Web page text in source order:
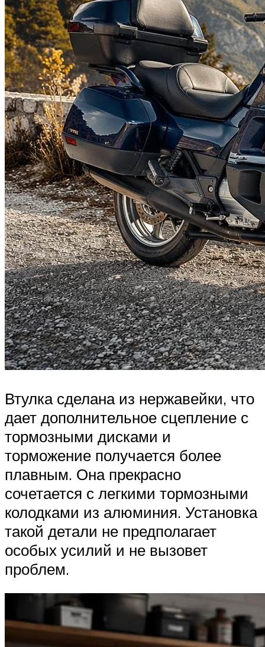
Втулка сделана из нержавейки, что
дает дополнительное сцепление с
тормозными дисками и
торможение получается более
плавным. Она прекрасно
сочетается с легкими тормозными
колодками из алюминия. Установка
такой детали не предполагает
особых усилий и не вызовет
проблем.